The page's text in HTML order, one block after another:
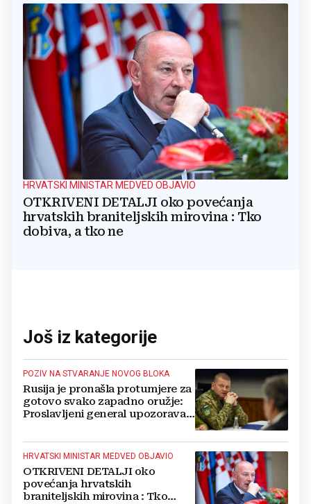
HRVATSKI MINISTAR MEDVED OBJAVIO
OTKRIVENI DETALJI oko povećanja
hrvatskih braniteljskih mirovina : Tko
dobiva, a tko ne
Još iz kategorije
POZIV NA STVARANJE NOVOG BLOKA
Rusija je pronašla protumjere za
gotovo svako zapadno oružje:
Proslavljeni general upozorava
HRVATSKI MINISTAR MEDVED OBJAVIO
OTKRIVENI DETALJI oko
povećanja hrvatskih
braniteljskih mirovina : Tko